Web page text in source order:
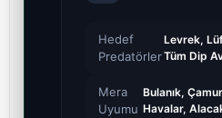
Hedef
Predatörler
Levrek,
Tüm Dip
Mera
Uyumu
Bulanık,
Havalar,